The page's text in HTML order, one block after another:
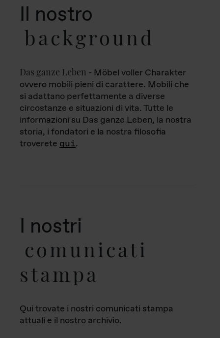
Il nostro
background
Das ganze Leben - Möbel voller Charakter
ovvero mobili pieni di carattere. Mobili che
si adattano perfettamente a diverse
circostanze e situazioni di vita. Tutte le
informazioni su Das ganze Leben, la nostra
storia, i fondatori e la nostra filosofia
troverete qui.
I nostri
comunicati
stampa
Qui trovate i nostri comunicati stampa
attuali e il nostro archivio.